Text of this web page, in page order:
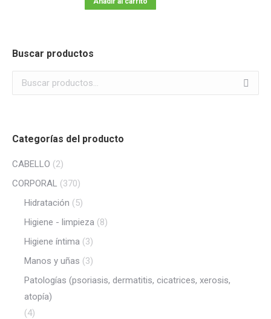
Buscar productos
Categorías del producto
CABELLO (2)
CORPORAL (370)
Hidratación (5)
Higiene - limpieza (8)
Higiene íntima (3)
Manos y uñas (3)
Patologías (psoriasis, dermatitis, cicatrices, xerosis,
atopía)
(4)